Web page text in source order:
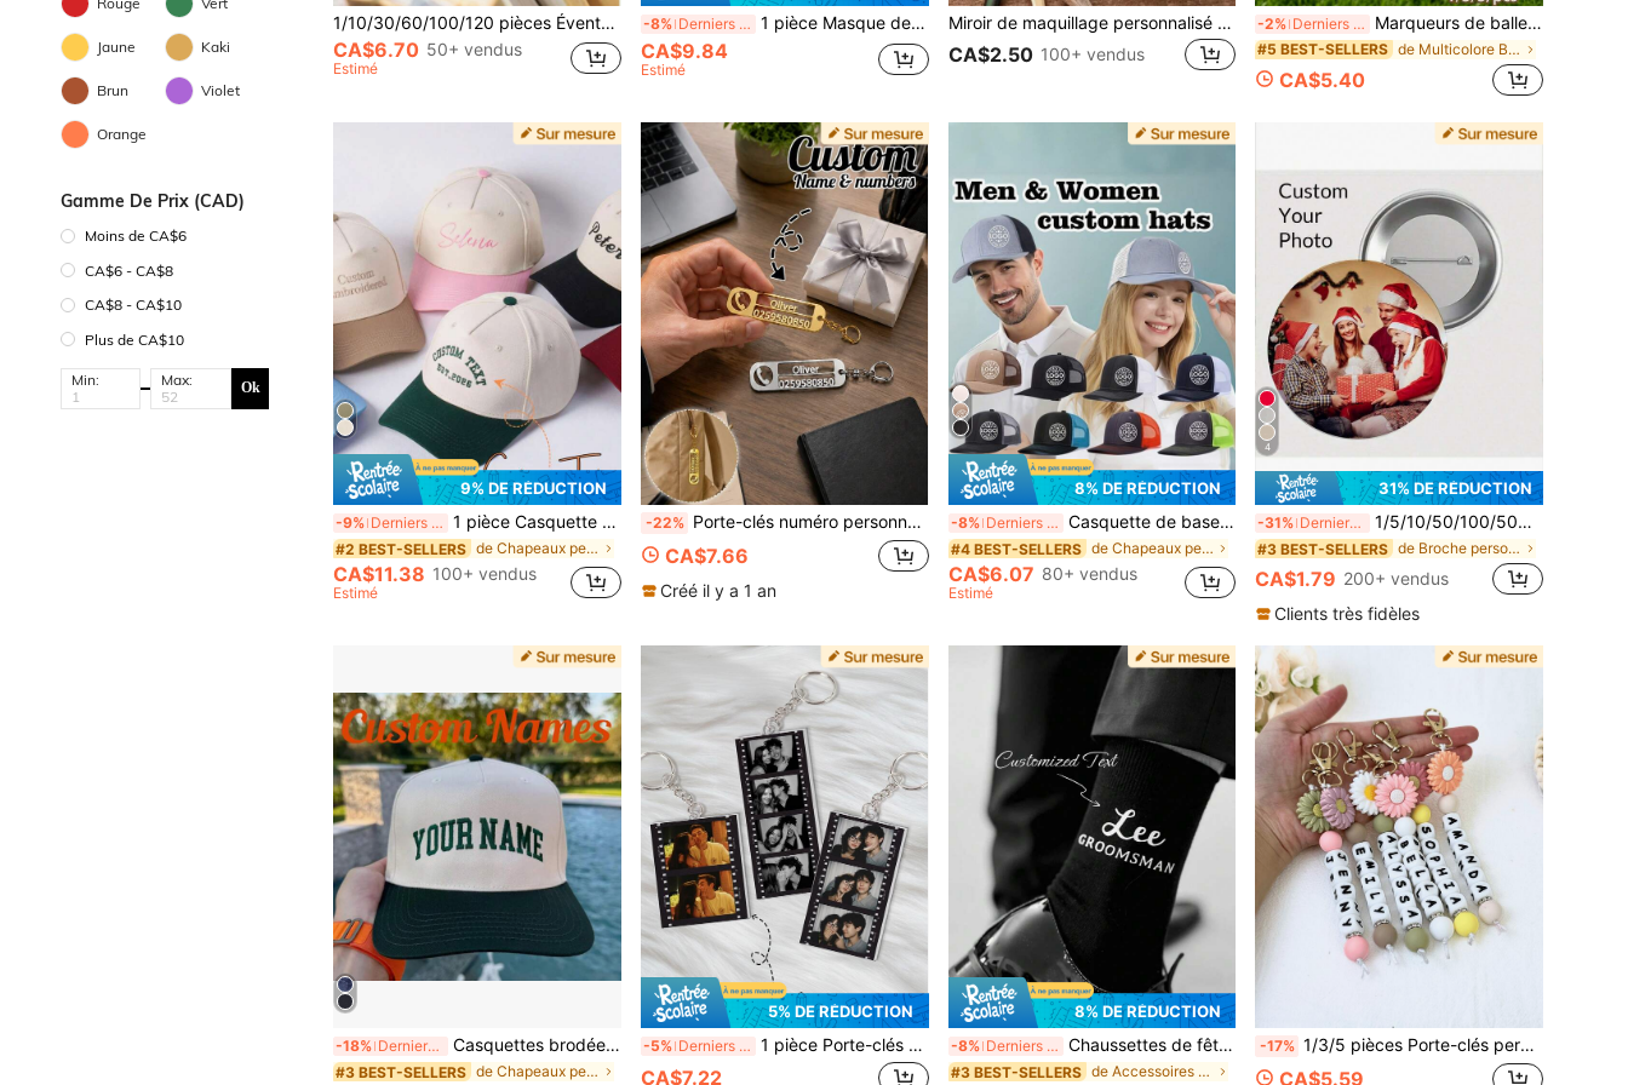
Jaune Kaki
Brun Violet
Orange
Gamme De Prix (CAD)
Moins de CA$6
CA$6 - CA$8
CA$8 - CA$10
Plus de CA$10
Min: Max: Ok
1/10/30/60/100/120 pièces Éventails personnalisés gravés au laser, éventails décoratifs cadeaux, fournitures de mariage, cadeaux d'invités créatifs, accessoires de fête, fournitures de fête d'anniversaire, ensemble de cadeaux d'éventails, cadeau de douche nuptiale, anniversaire
CA$6.70 50+ vendus
Estimé
-8% Derniers 3 jours 1 pièce Masque de cosplay personnalisé, cagoule d'Halloween effrayante et respirante, masque facial personnalisé complet. Cadeau personnalisé pour maman/papa/elle/lui/petite amie/petit ami/épouse/mari/ami, cadeau d'anniversaire, cadeau de la Saint-Valentin, cadeau de mariage, cadeau de la fête des mères, cadeau de la fête des pères, cadeau de Noël, cadeau d'Halloween, cadeau d'action de grâce, masques personnalisés, tenue vintage
CA$9.84
Estimé
Miroir de maquillage personnalisé avec nom gravé, cadeau personnalisé, miroir compact double face en acier inoxydable, cadeau de Noël, demoiselle d'honneur, cadeau de mariage, pour elle, fête des mères, anniversaire, remise des diplômes, anniversaire de mariage, prêt à offrir
CA$2.50 100+ vendus
-2% Derniers 2 jours Marqueurs de balle de golf personnalisés, cadeaux de golf pour elle, cadeaux de golf pour les golfeurs, marqueurs de balle personnalisés, cadeaux de golf uniques, cadeaux pour les golfeurs, cadeaux d'équipe de golf
#5 BEST-SELLERS de Multicolore Boutons de manchette et boutons per
CA$5.40
9% DE RÉDUCTION
-9% Derniers 3 jours 1 pièce Casquette de camionneur brodée personnalisée, casquette de baseball avec texte personnalisable, casquette de papa vintage usée, casquette décontractée unisexe réglable, casquette de streetwear rétro, casquette de baseball mode Y2K, cadeau d'anniversaire
#2 BEST-SELLERS de Chapeaux personnalisés
CA$11.38 100+ vendus
Estimé
-22% Porte-clés numéro personnalisé, Étiquette de numéro de téléphone personnalisée, Charm de sac minimaliste, Porte-clés personnalisé, Boîte cadeau personnalisable, Fête des pères, Contact d'urgence
CA$7.66
Créé il y a 1 an
8% DE RÉDUCTION
-8% Derniers 3 jours Casquette de baseball personnalisable (texte/motif) - unisexe, taille réglable, plusieurs couleurs. Conçue avec des lettres anglaises, convient aux hommes et aux femmes. Ces chapeaux de soleil peuvent être imprimés directement avec n'importe quel motif.
#4 BEST-SELLERS de Chapeaux personnalisés
CA$6.07 80+ vendus
Estimé
4
31% DE RÉDUCTION
-31% Derniers 3 jours 1/5/10/50/100/500 pièces Broche badge bouton de conception personnalisée, texte/logo/photo personnalisable (taille : 25mm/32mm/38mm/44mm/50mm/58mm/65mm/75mm), cadeau personnalisé
#3 BEST-SELLERS de Broche personnalisée
CA$1.79 200+ vendus
Clients très fidèles
-18% Derniers 3 jours Casquettes brodées personnalisées, casquettes de papa personnalisées, casquettes à texte personnalisé, casquettes de maman, casquettes de fête célibataire, casquettes de baseball bicolores, casquettes brodées à texte inversé personnalisé, organisateur de voyage, cadeau personnalisé pour papa, idées de cadeaux
#3 BEST-SELLERS de Chapeaux personnalisés
5% DE RÉDUCTION
-5% Derniers 3 jours 1 pièce Porte-clés acrylique personnalisé avec photo, Porte-clés de couple personnalisé avec photo, Cadeau pour la Saint-Valentin/Anniversaire/Noël, Pour le petit ami, la petite amie, la famille
CA$7.22
8% DE RÉDUCTION
-8% Derniers 3 jours Chaussettes de fête de mariage Cadeaux pour les garçons d'honneur Chaussettes personnalisées pour les garçons d'honneur Chaussettes pour hommes personnalisées Chaussettes pour le témoin Chaussettes pour lui Chaussettes pour le marié et les garçons d'honneur, Cadeau unique
#3 BEST-SELLERS de Accessoires de mariage personnalisés
-17% 1/3/5 pièces Porte-clés personnalisés en perles de silicone avec motifs de lettres, avec de fraîches fleurs de marguerite en 6 couleurs. Personnalisable avec 1-3/4-6/7-9 lettres anglaises. Idéal pour les cadeaux de rentrée scolaire, les porte-clés, les étiquettes nominatives, les cadeaux pour les enseignants, les cadeaux personnalisés
CA$5.59